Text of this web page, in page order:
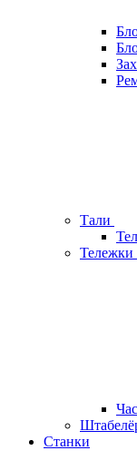
Тали
Тележки
Станки